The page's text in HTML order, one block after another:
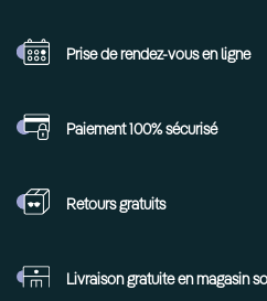
Prise de rendez-vous en ligne
Paiement 100%sécurisé
Retoursgratuits
Livraison gratuite en magasin